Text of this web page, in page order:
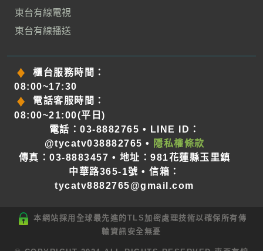
東台有線電視
東台有線播送
櫃台服務時間：
08:00~17:30
電話客服時間：
08:00~21:00(平日)
電話：03-8882765 • LINE ID：
@tycatv038882765 •
隱私權條款
傳真：03-8883457 • 地址：981花蓮縣玉里鎮
中華路365-1號 • 信箱：
tycatv8882765@gmail.com
本網站採用全球最先進的TLS加密處理技術以確保所有傳
輸資訊安全無憂